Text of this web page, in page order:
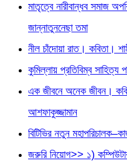
মাতৃত্বে নারীবান্ধব সমাজ
জান্নাতুননেছা তমা
নীল চাঁদোয়া রাত। কবিতা।
কুমিল্লায় প্রতিবিম্ব সাহিত্য
এক জীবনে অনেক জীবন। কবি
আশফাকুজ্জামান
বিটিভির নতুন
জরুরি নিয়োগ>> ১)